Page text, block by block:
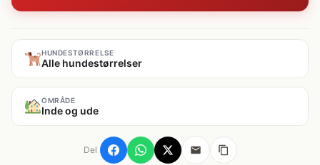
HUNDESTØRRELSE
Alle hundestørrelser
OMRÅDE
Inde og ude
Del